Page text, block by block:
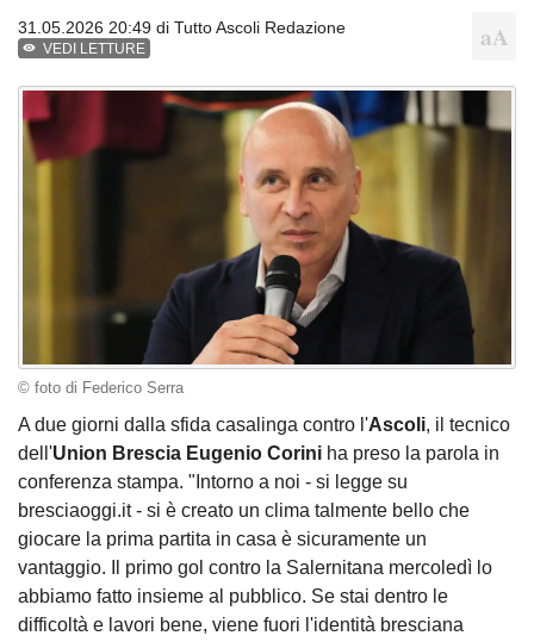
31.05.2026 20:49 di Tutto Ascoli Redazione
VEDI LETTURE
© foto di Federico Serra
A due giorni dalla sfida casalinga contro l'Ascoli, il tecnico
dell'Union Brescia Eugenio Corini ha preso la parola in
conferenza stampa. "Intorno a noi - si legge su
bresciaoggi.it - si è creato un clima talmente bello che
giocare la prima partita in casa è sicuramente un
vantaggio. Il primo gol contro la Salernitana mercoledì lo
abbiamo fatto insieme al pubblico. Se stai dentro le
difficoltà e lavori bene, viene fuori l'identità bresciana